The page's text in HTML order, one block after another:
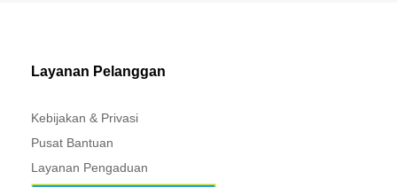
Layanan Pelanggan
Kebijakan & Privasi
Pusat Bantuan
Layanan Pengaduan